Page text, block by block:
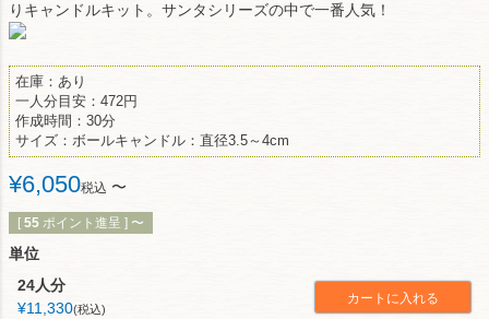
りキャンドルキット。サンタシリーズの中で一番人気！
在庫：あり
一人分目安：472円
作成時間：30分
サイズ：ボールキャンドル：直径3.5～4cm
¥6,050税込 〜
[ 55 ポイント進呈 ] 〜
単位
24人分
¥11,330 税込
カートに入れる